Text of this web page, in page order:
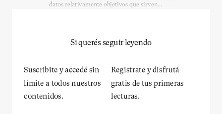
datos relativamente objetivos que sirven...
Si querés seguir leyendo
Suscribite y accedé sin
límite a todos nuestros
contenidos.
Registrate y disfrutá
gratis de tus primeras
lecturas.